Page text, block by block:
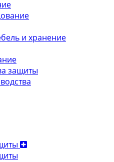
и хранение
защиты